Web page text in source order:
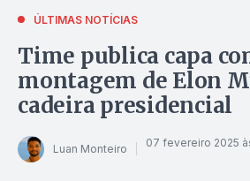
ÚLTIMAS NOTÍCIAS
Time publica capa
montagem de Elon
cadeira presidencial
Luan Monteiro 07 fevereiro 2025